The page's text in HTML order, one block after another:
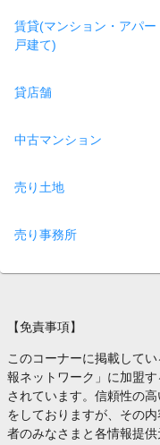
賃貸(マンション・アパー
戸建て)
貸店舗
中古マンション
売り土地
売り事務所
【免責事項】
このコーナーに掲載して
報ネットワーク」に加盟
されています。信頼性の
をしておりますが、その
者のみなさまと各情報提